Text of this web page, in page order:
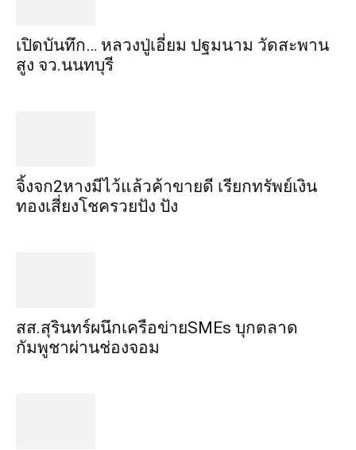
เปิดบันทึก… หลวงปู่เอี่ยม ​ปฐม​นาม​ วัดสะพาน
สูง​ จว.นนทบุรี
จิ้งจก​2​หาง​มีไว้แล้ว​ค้าขาย​ดี​ เรียก​ทรัพย์เงิน
ทอง​เสี่ยงโชค​รวยปัง​ ปัง​
สส.สุรินทร์ผนึกเครือข่ายSMEs บุกตลาด
กัมพูชาผ่านช่องจอม